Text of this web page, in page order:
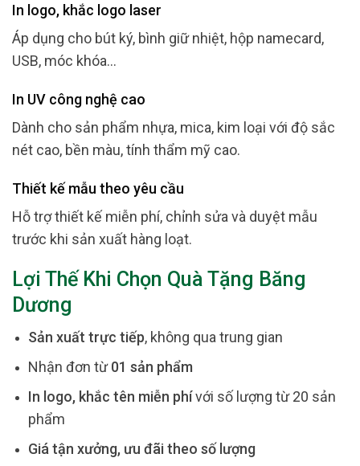
In logo, khắc logo laser
Áp dụng cho bút ký, bình giữ nhiệt, hộp namecard,
USB, móc khóa…
In UV công nghệ cao
Dành cho sản phẩm nhựa, mica, kim loại với độ sắc
nét cao, bền màu, tính thẩm mỹ cao.
Thiết kế mẫu theo yêu cầu
Hỗ trợ thiết kế miễn phí, chỉnh sửa và duyệt mẫu
trước khi sản xuất hàng loạt.
Lợi Thế Khi Chọn Quà Tặng Băng
Dương
Sản xuất trực tiếp, không qua trung gian
Nhận đơn từ01 sản phẩm
In logo, khắc tên miễn phívới số lượng từ 20 sản
phẩm
Giá tận xưởng, ưu đãi theo số lượng